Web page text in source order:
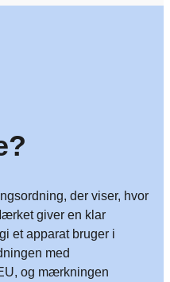
der viser, hvor
giver en klar
et apparat bruger i
med
og mærkningen